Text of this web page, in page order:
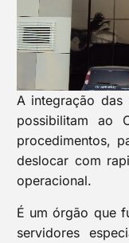
A integração das
possibilitam ao
procedimentos,
deslocar com
operacional.
É um órgão que
servidores